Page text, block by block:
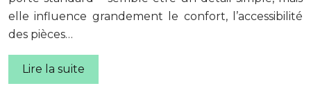
elle influence grandement le confort, l’accessibilité
des pièces…
Lire la suite